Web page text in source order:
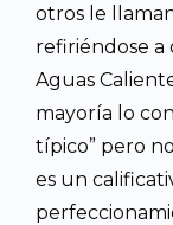
otros le
refiriéndose a
Aguas
mayoría lo
típico” pero
es un